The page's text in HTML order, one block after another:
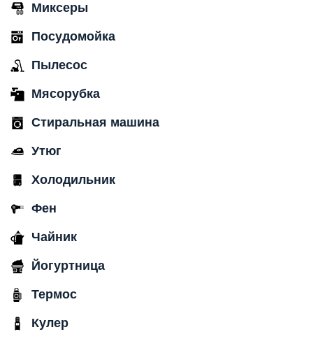
Миксеры
Посудомойка
Пылесос
Мясорубка
Стиральная машина
Утюг
Холодильник
Фен
Чайник
Йогуртница
Термос
Кулер